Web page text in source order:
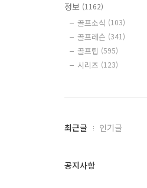
정보 (1162)
골프소식 (103)
골프레슨 (341)
골프팁 (595)
시리즈 (123)
최
과
최근글 인기글
공지사항